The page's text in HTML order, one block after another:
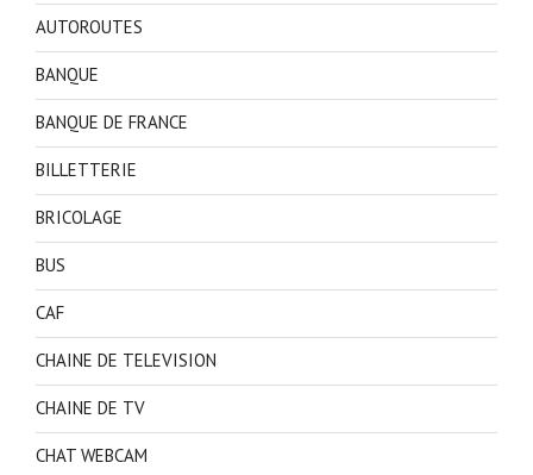
AUTOROUTES
BANQUE
BANQUE DE FRANCE
BILLETTERIE
BRICOLAGE
BUS
CAF
CHAINE DE TELEVISION
CHAINE DE TV
CHAT WEBCAM